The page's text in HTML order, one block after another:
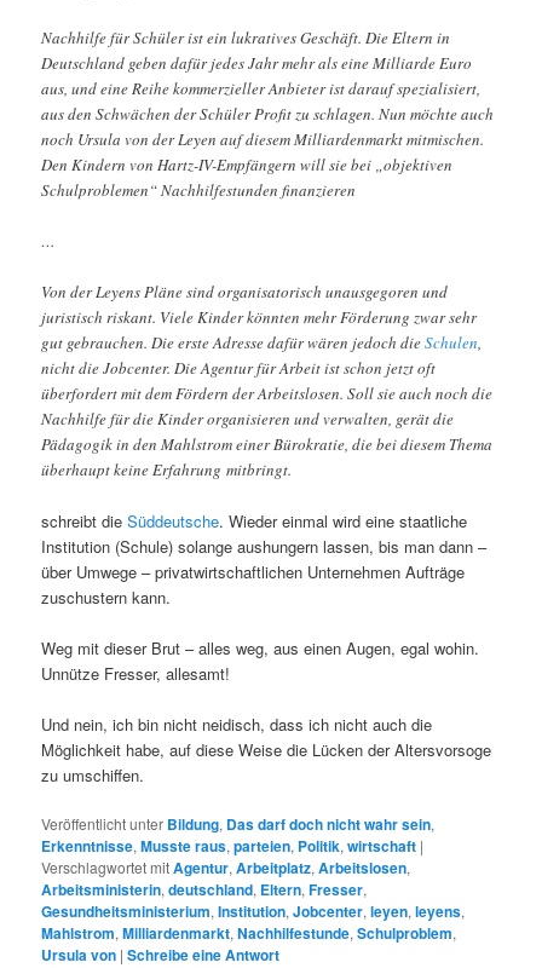
Nachhilfe für Schüler ist ein lukratives Geschäft. Die Eltern in
Deutschland geben dafür jedes Jahr mehr als eine Milliarde Euro
aus, und eine Reihe kommerzieller Anbieter ist darauf spezialisiert,
aus den Schwächen der Schüler Profit zu schlagen. Nun möchte auch
noch Ursula von der Leyen auf diesem Milliardenmarkt mitmischen.
Den Kindern von Hartz-IV-Empfängern will sie bei „objektiven
Schulproblemen“ Nachhilfestunden finanzieren
…
Von der Leyens Pläne sind organisatorisch unausgegoren und
juristisch riskant. Viele Kinder könnten mehr Förderung zwar sehr
gut gebrauchen. Die erste Adresse dafür wären jedoch dieSchulen,
nicht die Jobcenter. Die Agentur für Arbeit ist schon jetzt oft
überfordert mit dem Fördern der Arbeitslosen. Soll sie auch noch die
Nachhilfe für die Kinder organisieren und verwalten, gerät die
Pädagogik in den Mahlstrom einer Bürokratie, die bei diesem Thema
überhaupt keine Erfahrung mitbringt.
schreibt dieSüddeutsche. Wieder einmal wird eine staatliche
Institution (Schule) solange aushungern lassen, bis man dann –
über Umwege – privatwirtschaftlichen Unternehmen Aufträge
zuschustern kann.
Weg mit dieser Brut – alles weg, aus einen Augen, egal wohin.
Unnütze Fresser, allesamt!
Und nein, ich bin nicht neidisch, dass ich nicht auch die
Möglichkeit habe, auf diese Weise die Lücken der Altersvorsoge
zu umschiffen.
Veröffentlicht unter Bildung, Das darf doch nicht wahr sein,
Erkenntnisse,Musste raus,parteien, Politik,wirtschaft |
Verschlagwortet mitAgentur,Arbeitplatz,Arbeitslosen,
Arbeitsministerin,deutschland, Eltern,Fresser,
Gesundheitsministerium,Institution,Jobcenter,leyen,leyens,
Mahlstrom,Milliardenmarkt,Nachhilfestunde,Schulproblem,
Ursula von |Schreibe eine Antwort